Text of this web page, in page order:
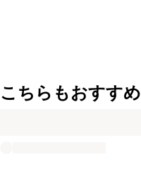
こちらもおすすめ